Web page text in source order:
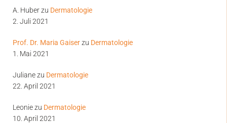
A. Huberzu Dermatologie
2. Juli 2021
Prof. Dr. Maria Gaiserzu Dermatologie
1. Mai 2021
Julianezu Dermatologie
22. April 2021
Leoniezu Dermatologie
10. April 2021